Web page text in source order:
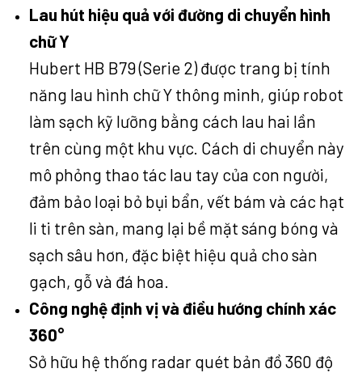
Lau hút hiệu quả với đường di chuyển hình
chữ Y
Hubert HB B79 (Serie 2) được trang bị tính
năng lau hình chữ Y thông minh, giúp robot
làm sạch kỹ lưỡng bằng cách lau hai lần
trên cùng một khu vực. Cách di chuyển này
mô phỏng thao tác lau tay của con người,
đảm bảo loại bỏ bụi bẩn, vết bám và các hạt
li ti trên sàn, mang lại bề mặt sáng bóng và
sạch sâu hơn, đặc biệt hiệu quả cho sàn
gạch, gỗ và đá hoa.
Công nghệ định vị và điều hướng chính xác
360°
Sở hữu hệ thống radar quét bản đồ 360 độ